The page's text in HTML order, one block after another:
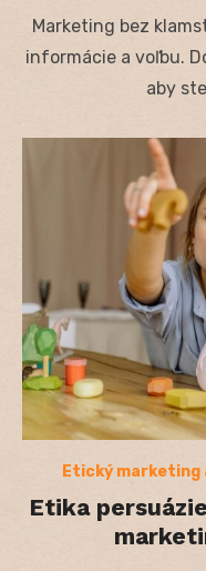
Marketing bez
informácie a voľbu.
aby
Etický marketing
Etika